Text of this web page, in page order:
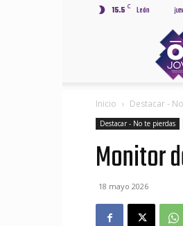
15.5 C León
Inicio Destacar -
Destacar - No te pierdas
Monitor
18 mayo 2026